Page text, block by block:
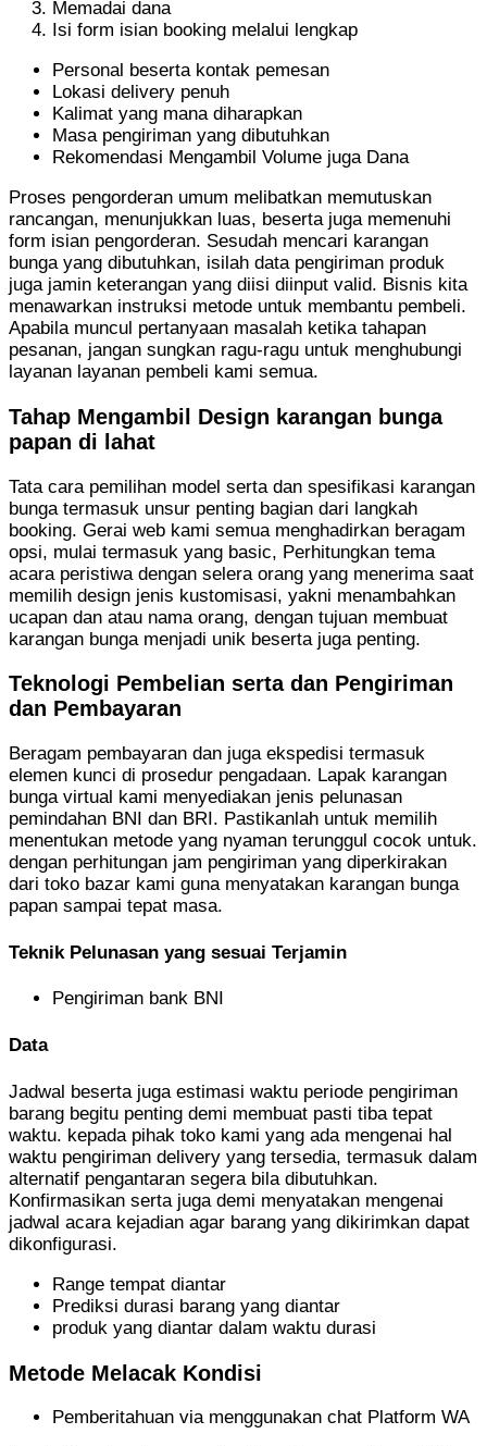
Memadai dana
Isi form isian booking melalui lengkap
Personal beserta kontak pemesan
Lokasi delivery penuh
Kalimat yang mana diharapkan
Masa pengiriman yang dibutuhkan
Rekomendasi Mengambil Volume juga Dana
Proses pengorderan umum melibatkan memutuskan
rancangan, menunjukkan luas, beserta juga memenuhi
form isian pengorderan. Sesudah mencari karangan
bunga yang dibutuhkan, isilah data pengiriman produk
juga jamin keterangan yang diisi diinput valid. Bisnis kita
menawarkan instruksi metode untuk membantu pembeli.
Apabila muncul pertanyaan masalah ketika tahapan
pesanan, jangan sungkan ragu-ragu untuk menghubungi
layanan layanan pembeli kami semua.
Tahap Mengambil Design karangan bunga
papan di lahat
Tata cara pemilihan model serta dan spesifikasi karangan
bunga termasuk unsur penting bagian dari langkah
booking. Gerai web kami semua menghadirkan beragam
opsi, mulai termasuk yang basic, Perhitungkan tema
acara peristiwa dengan selera orang yang menerima saat
memilih design jenis kustomisasi, yakni menambahkan
ucapan dan atau nama orang, dengan tujuan membuat
karangan bunga menjadi unik beserta juga penting.
Teknologi Pembelian serta dan Pengiriman
dan Pembayaran
Beragam pembayaran dan juga ekspedisi termasuk
elemen kunci di prosedur pengadaan. Lapak karangan
bunga virtual kami menyediakan jenis pelunasan
pemindahan BNI dan BRI. Pastikanlah untuk memilih
menentukan metode yang nyaman terunggul cocok untuk.
dengan perhitungan jam pengiriman yang diperkirakan
dari toko bazar kami guna menyatakan karangan bunga
papan sampai tepat masa.
Teknik Pelunasan yang sesuai Terjamin
Pengiriman bank BNI
Data
Jadwal beserta juga estimasi waktu periode pengiriman
barang begitu penting demi membuat pasti tiba tepat
waktu. kepada pihak toko kami yang ada mengenai hal
waktu pengiriman delivery yang tersedia, termasuk dalam
alternatif pengantaran segera bila dibutuhkan.
Konfirmasikan serta juga demi menyatakan mengenai
jadwal acara kejadian agar barang yang dikirimkan dapat
dikonfigurasi.
Range tempat diantar
Prediksi durasi barang yang diantar
produk yang diantar dalam waktu durasi
Metode Melacak Kondisi
Pemberitahuan via menggunakan chat Platform WA